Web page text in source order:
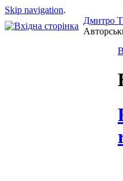
Skip navigation.
Дмитро